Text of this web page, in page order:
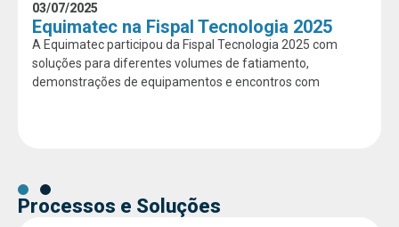
03/07/2025
Equimatec na Fispal Tecnologia 2025
A Equimatec participou da Fispal Tecnologia 2025 com
soluções para diferentes volumes de fatiamento,
demonstrações de equipamentos e encontros com
Processos e Soluções